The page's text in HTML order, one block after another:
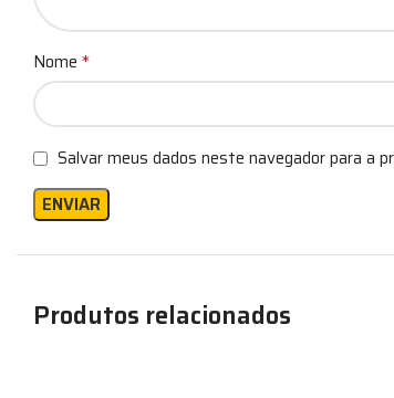
Nome *
Salvar meus dados neste navegador para a
Produtos relacionados